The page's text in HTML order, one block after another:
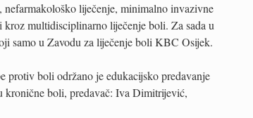
nefarmakološko liječenje, minimalno invazivne
multidisciplinarno liječenje boli. Za sada u
samo u Zavodu za liječenje boli KBC Osijek.
protiv boli održano je edukacijsko predavanje
boli, predavač: Iva Dimitrijević,